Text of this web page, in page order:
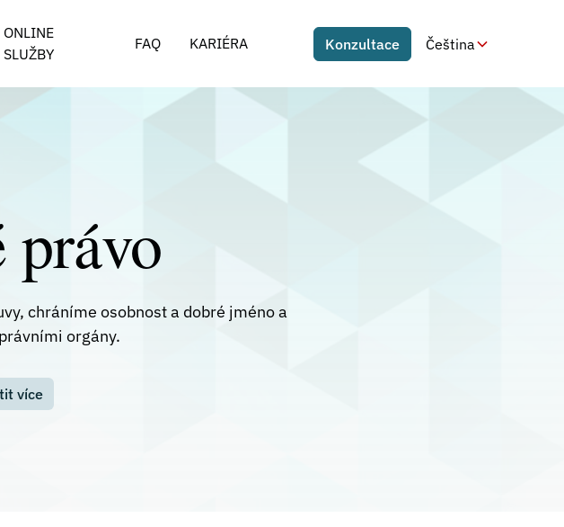
ONLINE
SLUŽBY
FAQ KARIÉRA Konzultace Čeština
právo
chráníme osobnost a dobré jméno a
orgány.
více